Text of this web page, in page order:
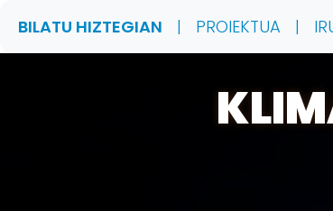
BILATU HIZTEGIAN | PROIEKTUA |